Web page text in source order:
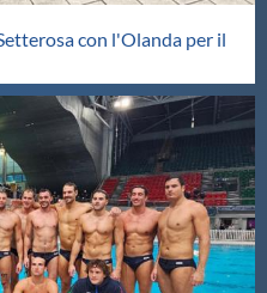
con l'Olanda per il